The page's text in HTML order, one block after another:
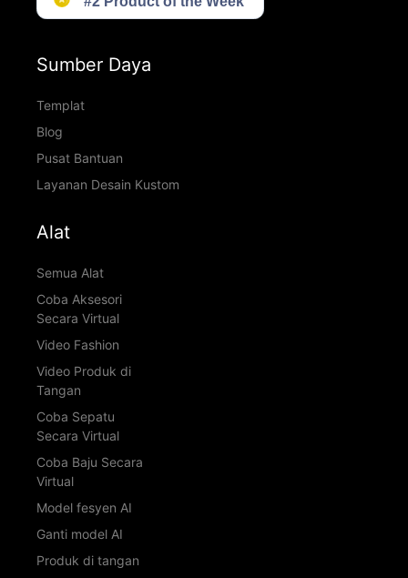
Sumber Daya
Templat
Blog
Pusat Bantuan
Layanan Desain Kustom
Alat
Semua Alat
Coba Aksesori
Secara Virtual
Video Fashion
Video Produk di
Tangan
Coba Sepatu
Secara Virtual
Coba Baju Secara
Virtual
Model fesyen AI
Ganti model AI
Produk di tangan